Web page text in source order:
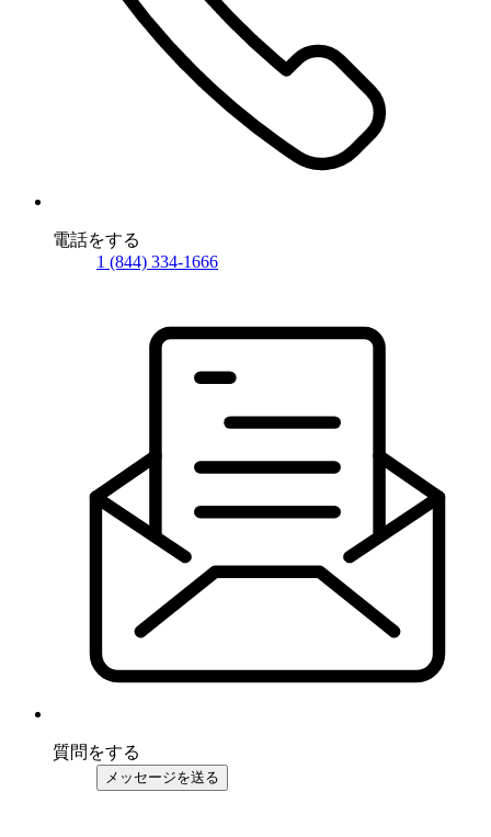
電話をする
1 (844) 334-1666
質問をする
メッセージを送る